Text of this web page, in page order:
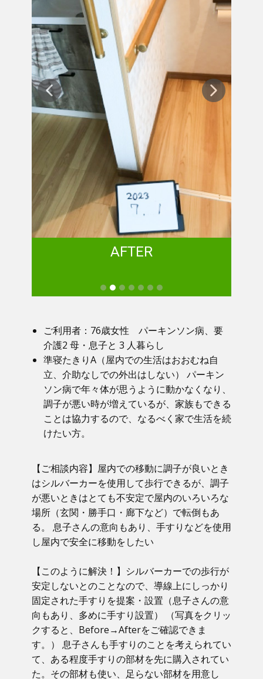
AFTER
ご利用者：​76歳女性 パーキンソン病、要
介護2 母・息子と 3 人暮らし
準寝たきりA（屋内での生活はおおむね自
立、介助なしでの外出はしない） パーキン
ソン病で年々体が思うように動かなくなり、
調子が悪い時が増えているが、家族もできる
ことは協力するので、なるべく家で生活を続
けたい方。
【ご相談内容】​屋内での移動に調子が良いとき
はシルバーカーを使用して歩行できるが、調子
が悪いときはとても不安定で屋内のいろいろな
場所（玄関・勝手口・廊下など）で転倒もあ
る。 息子さんの意向もあり、手すりなどを使用
し屋内で安全に移動をしたい
【このように解決！】​シルバーカーでの歩行が
安定しないとのことなので、導線上にしっかり
固定された手すりを提案・設置（息子さんの意
向もあり、多めに手すり設置） （写真をクリッ
クすると、Before→Afterをご確認できま
す。） ​息子さんも手すりのことを考えられてい
て、ある程度手すりの部材を先に購入されてい
た。その部材も使い、足らない部材を用意し